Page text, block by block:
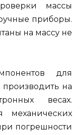
массы
приборы.
на массу не
для
на
весах.
механических
погрешности